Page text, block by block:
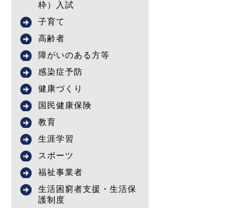
枠）入試
子育て
高齢者
障がいのある方等
感染症予防
健康づくり
国民健康保険
教育
生涯学習
スポーツ
福祉事業者
生活困窮者支援・生活保
護制度